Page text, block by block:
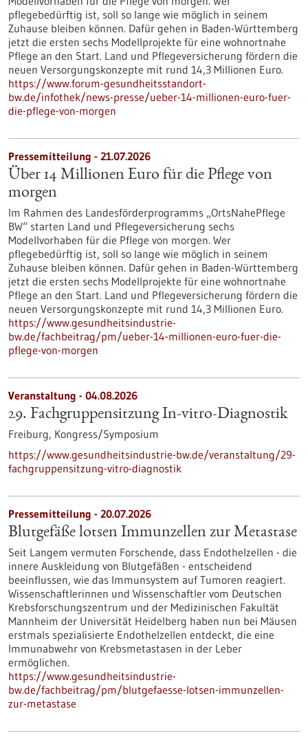
pflegebedürftig ist, soll so lange wie möglich in seinem
Zuhause bleiben können. Dafür gehen in Baden-Württemberg
jetzt die ersten sechs Modellprojekte für eine wohnortnahe
Pflege an den Start. Land und Pflegeversicherung fördern die
neuen Versorgungskonzepte mit rund 14,3 Millionen Euro.
https://www.forum-gesundheitsstandort-
bw.de/infothek/news-presse/ueber-14-millionen-euro-fuer-
die-pflege-von-morgen
Pressemitteilung - 21.07.2026
Über 14 Millionen Euro für die Pflege von
morgen
Im Rahmen des Landesförderprogramms „OrtsNahePflege
BW“ starten Land und Pflegeversicherung sechs
Modellvorhaben für die Pflege von morgen. Wer
pflegebedürftig ist, soll so lange wie möglich in seinem
Zuhause bleiben können. Dafür gehen in Baden-Württemberg
jetzt die ersten sechs Modellprojekte für eine wohnortnahe
Pflege an den Start. Land und Pflegeversicherung fördern die
neuen Versorgungskonzepte mit rund 14,3 Millionen Euro.
https://www.gesundheitsindustrie-
bw.de/fachbeitrag/pm/ueber-14-millionen-euro-fuer-die-
pflege-von-morgen
Veranstaltung - 04.08.2026
29. Fachgruppensitzung In-vitro-Diagnostik
Freiburg, Kongress/Symposium
https://www.gesundheitsindustrie-bw.de/veranstaltung/29-
fachgruppensitzung-vitro-diagnostik
Pressemitteilung - 20.07.2026
Blutgefäße lotsen Immunzellen zur Metastase
Seit Langem vermuten Forschende, dass Endothelzellen - die
innere Auskleidung von Blutgefäßen - entscheidend
beeinflussen, wie das Immunsystem auf Tumoren reagiert.
Wissenschaftlerinnen und Wissenschaftler vom Deutschen
Krebsforschungszentrum und der Medizinischen Fakultät
Mannheim der Universität Heidelberg haben nun bei Mäusen
erstmals spezialisierte Endothelzellen entdeckt, die eine
Immunabwehr von Krebsmetastasen in der Leber
ermöglichen.
https://www.gesundheitsindustrie-
bw.de/fachbeitrag/pm/blutgefaesse-lotsen-immunzellen-
zur-metastase